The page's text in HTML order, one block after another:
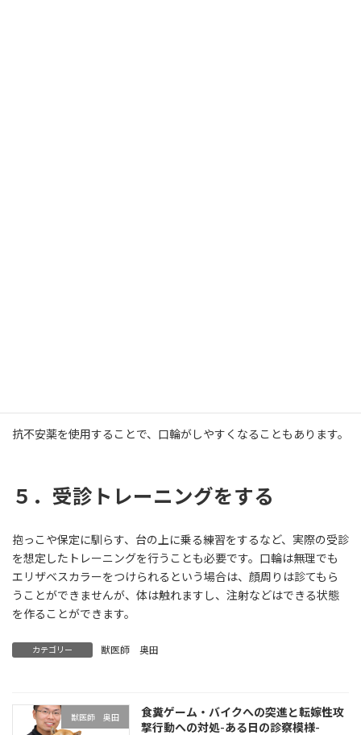
抗不安薬を使用することで、口輪がしやすくなることもあります。
５．受診トレーニングをする
抱っこや保定に馴らす、台の上に乗る練習をするなど、実際の受診
を想定したトレーニングを行うことも必要です。口輪は無理でも
エリザベスカラーをつけられるという場合は、顔周りは診てもら
うことができませんが、体は触れますし、注射などはできる状態
を作ることができます。
カテゴリー 獣医師 奥田
獣医師 奥田
食糞ゲーム・バイクへの突進と転嫁性攻
撃行動への対処-ある日の診察模様-